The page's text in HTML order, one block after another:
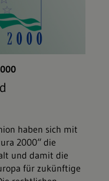
haben sich mit
2000“ die
und damit die
für zukünftige